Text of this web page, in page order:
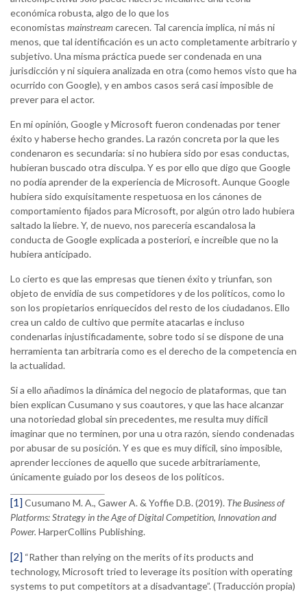
económica robusta, algo de lo que los
economistas mainstreamcarecen. Tal carencia implica, ni más ni
menos, que tal identificación es un acto completamente arbitrario y
subjetivo. Una misma práctica puede ser condenada en una
jurisdicción y ni siquiera analizada en otra (como hemos visto que ha
ocurrido con Google), y en ambos casos será casi imposible de
prever para el actor.
En mi opinión, Google y Microsoft fueron condenadas por tener
éxito y haberse hecho grandes. La razón concreta por la que les
condenaron es secundaria: si no hubiera sido por esas conductas,
hubieran buscado otra disculpa. Y es por ello que digo que Google
no podía aprender de la experiencia de Microsoft. Aunque Google
hubiera sido exquisitamente respetuosa en los cánones de
comportamiento fijados para Microsoft, por algún otro lado hubiera
saltado la liebre. Y, de nuevo, nos parecería escandalosa la
conducta de Google explicada a posteriori, e increíble que no la
hubiera anticipado.
Lo cierto es que las empresas que tienen éxito y triunfan, son
objeto de envidia de sus competidores y de los políticos, como lo
son los propietarios enriquecidos del resto de los ciudadanos. Ello
crea un caldo de cultivo que permite atacarlas e incluso
condenarlas injustificadamente, sobre todo si se dispone de una
herramienta tan arbitraria como es el derecho de la competencia en
la actualidad.
Si a ello añadimos la dinámica del negocio de plataformas, que tan
bien explican Cusumano y sus coautores, y que las hace alcanzar
una notoriedad global sin precedentes, me resulta muy difícil
imaginar que no terminen, por una u otra razón, siendo condenadas
por abusar de su posición. Y es que es muy difícil, sino imposible,
aprender lecciones de aquello que sucede arbitrariamente,
únicamente guiado por los deseos de los políticos.
[1] Cusumano M. A., Gawer A. & Yoffie D.B. (2019). The Business of
Platforms: Strategy in the Age of Digital Competition, Innovation and
Power. HarperCollins Publishing.
[2] “Rather than relying on the merits of its products and
technology, Microsoft tried to leverage its position with operating
systems to put competitors at a disadvantage”. (Traducción propia)